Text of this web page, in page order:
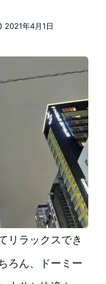
2021年4月1日
リラックスでき
ろん、ドーミー